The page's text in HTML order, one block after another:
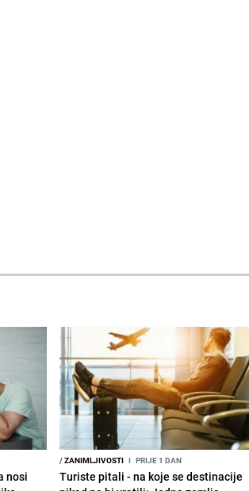
nosi
/ZANIMLJIVOSTI I PRIJE 1 DAN
Turiste pitali - na koje se destinacije